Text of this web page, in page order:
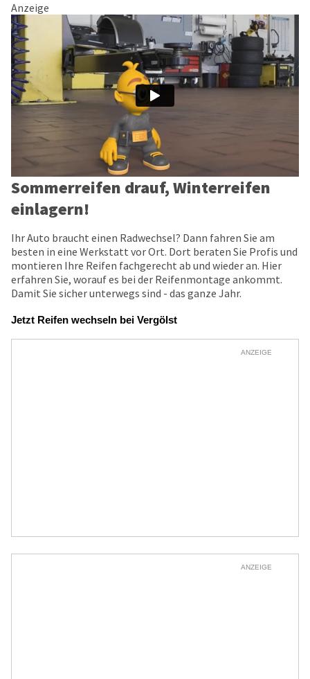
Anzeige
Sommerreifen drauf, Winterreifen
einlagern!
Ihr Auto braucht einen Radwechsel? Dann fahren Sie am
besten in eine Werkstatt vor Ort. Dort beraten Sie Profis und
montieren Ihre Reifen fachgerecht ab und wieder an. Hier
erfahren Sie, worauf es bei der Reifenmontage ankommt.
Damit Sie sicher unterwegs sind - das ganze Jahr.
Jetzt Reifen wechseln bei Vergölst
ANZEIGE
ANZEIGE